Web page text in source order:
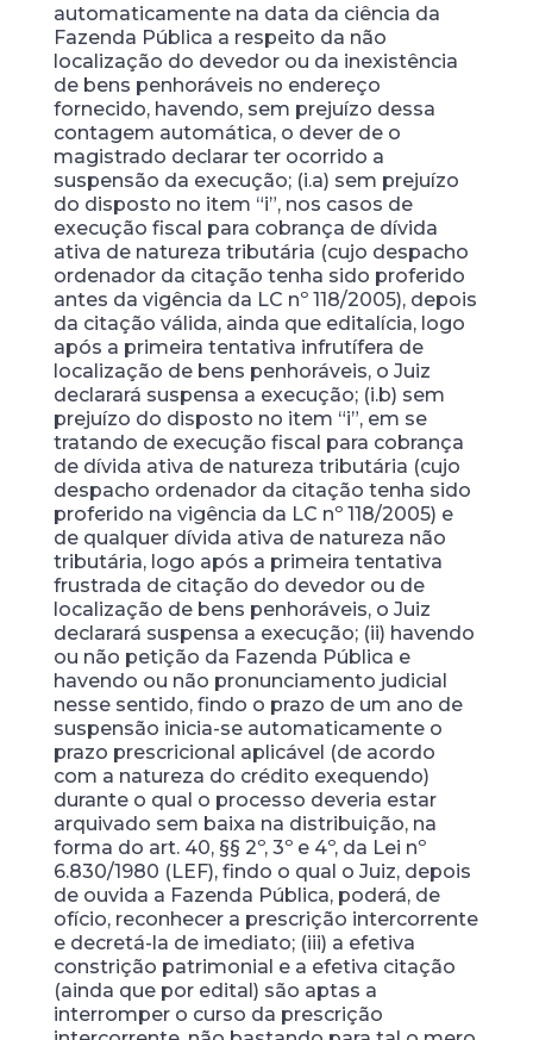
automaticamente na data da ciência da
Fazenda Pública a respeito da não
localização do devedor ou da inexistência
de bens penhoráveis no endereço
fornecido, havendo, sem prejuízo dessa
contagem automática, o dever de o
magistrado declarar ter ocorrido a
suspensão da execução; (i.a) sem prejuízo
do disposto no item “i”, nos casos de
execução fiscal para cobrança de dívida
ativa de natureza tributária (cujo despacho
ordenador da citação tenha sido proferido
antes da vigência da LC nº 118/2005), depois
da citação válida, ainda que editalícia, logo
após a primeira tentativa infrutífera de
localização de bens penhoráveis, o Juiz
declarará suspensa a execução; (i.b) sem
prejuízo do disposto no item “i”, em se
tratando de execução fiscal para cobrança
de dívida ativa de natureza tributária (cujo
despacho ordenador da citação tenha sido
proferido na vigência da LC nº 118/2005) e
de qualquer dívida ativa de natureza não
tributária, logo após a primeira tentativa
frustrada de citação do devedor ou de
localização de bens penhoráveis, o Juiz
declarará suspensa a execução; (ii) havendo
ou não petição da Fazenda Pública e
havendo ou não pronunciamento judicial
nesse sentido, findo o prazo de um ano de
suspensão inicia-se automaticamente o
prazo prescricional aplicável (de acordo
com a natureza do crédito exequendo)
durante o qual o processo deveria estar
arquivado sem baixa na distribuição, na
forma do art. 40, §§ 2º, 3º e 4º, da Lei nº
6.830/1980 (LEF), findo o qual o Juiz, depois
de ouvida a Fazenda Pública, poderá, de
ofício, reconhecer a prescrição intercorrente
e decretá-la de imediato; (iii) a efetiva
constrição patrimonial e a efetiva citação
(ainda que por edital) são aptas a
interromper o curso da prescrição